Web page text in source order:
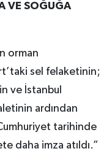
VE SOĞUĞA
orman
sel felaketinin;
ve İstanbul
ardından
tarihinde
daha imza atıldı.”